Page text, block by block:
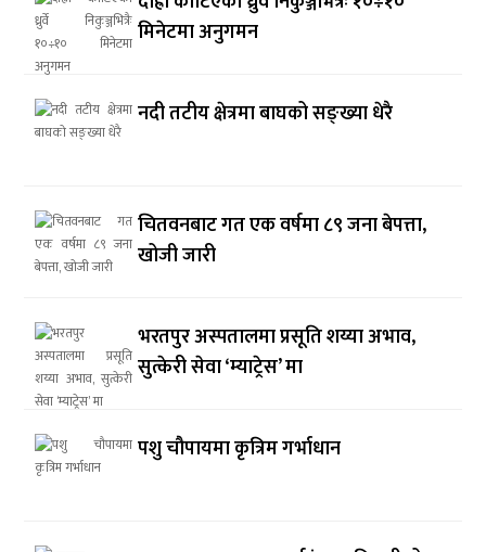
मिनेटमा अनुगमन
नदी तटीय क्षेत्रमा बाघको सङ्ख्या धेरै
चितवनबाट गत एक वर्षमा ८९ जना बेपत्ता,
खोजी जारी
भरतपुर अस्पतालमा प्रसूति शय्या अभाव,
सुत्केरी सेवा ‘म्याट्रेस’ मा
पशु चौपायमा कृत्रिम गर्भाधान